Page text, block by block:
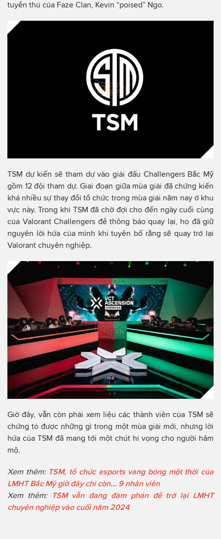
tuyển thủ của Faze Clan, Kevin “poised” Ngo.
TSM dự kiến sẽ tham dự vào giải đấu Challengers Bắc Mỹ
gồm 12 đội tham dự. Giai đoạn giữa mùa giải đã chứng kiến
khá nhiều sự thay đổi tổ chức trong mùa giải năm nay ở khu
vực này. Trong khi TSM đã chờ đợi cho đến ngày cuối cùng
của Valorant Challengers để thông báo quay lại, họ đã giữ
nguyên lời hứa của mình khi tuyên bố rằng sẽ quay trở lại
Valorant chuyên nghiệp.
Giờ đây, vẫn còn phải xem liệu các thành viên của TSM sẽ
chứng tỏ được những gì trong một mùa giải mới, nhưng lời
hứa của TSM đã mang tới một chút hi vọng cho người hâm
mộ.
Xem thêm: TSM, tổ chức esports vang bóng một thời của
LMHT Bắc Mỹ giờ đây chỉ còn... 9 nhân viên
Xem thêm: TSM vẫn đang đàm phán để trở lại LMHT
chuyên nghiệp vào cuối năm 2024